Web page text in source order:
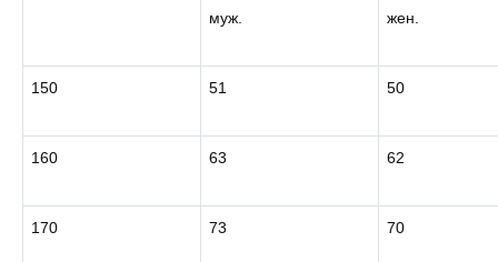
муж. жен.
150 51 50
160 63 62
170 73 70